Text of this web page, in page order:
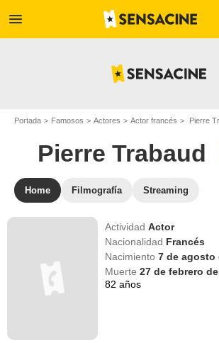
menu
Portada Famosos Actores Actor francés Pierre
Pierre Trabaud
Home Filmografía Streaming
ActividadActor
Nacionalidad Francés
Nacimiento7 de agosto
Muerte27 de febrero
82 años